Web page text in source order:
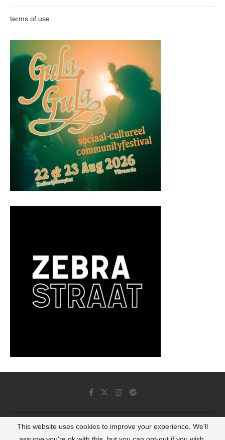
terms of use
© 2022 - Luminous Dash All Rights Reserved
This website uses cookies to improve your experience. We'll